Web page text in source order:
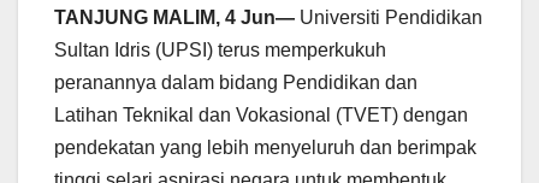
TANJUNG MALIM, 4 Jun— Universiti Pendidikan
Sultan Idris (UPSI) terus memperkukuh
peranannya dalam bidang Pendidikan dan
Latihan Teknikal dan Vokasional (TVET) dengan
pendekatan yang lebih menyeluruh dan berimpak